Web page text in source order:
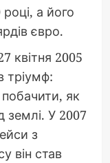
а його
євро.
квітня 2005
тріумф:
як
землі. У 2007
з
він став